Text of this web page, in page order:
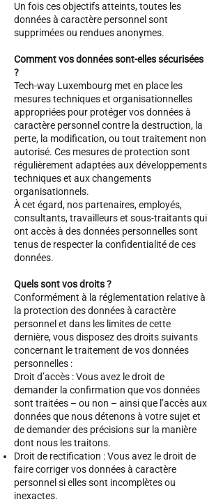
Un fois ces objectifs atteints, toutes les
données à caractère personnel sont
supprimées ou rendues anonymes.
Comment vos données sont-elles sécurisées
?
Tech-way Luxembourg met en place les
mesures techniques et organisationnelles
appropriées pour protéger vos données à
caractère personnel contre la destruction, la
perte, la modification, ou tout traitement non
autorisé. Ces mesures de protection sont
régulièrement adaptées aux développements
techniques et aux changements
organisationnels.
À cet égard, nos partenaires, employés,
consultants, travailleurs et sous-traitants qui
ont accès à des données personnelles sont
tenus de respecter la confidentialité de ces
données.
Quels sont vos droits ?
Conformément à la réglementation relative à
la protection des données à caractère
personnel et dans les limites de cette
dernière, vous disposez des droits suivants
concernant le traitement de vos données
personnelles :
Droit d’accès : Vous avez le droit de
demander la confirmation que vos données
sont traitées – ou non – ainsi que l’accès aux
données que nous détenons à votre sujet et
de demander des précisions sur la manière
dont nous les traitons.
Droit de rectification : Vous avez le droit de
faire corriger vos données à caractère
personnel si elles sont incomplètes ou
inexactes.